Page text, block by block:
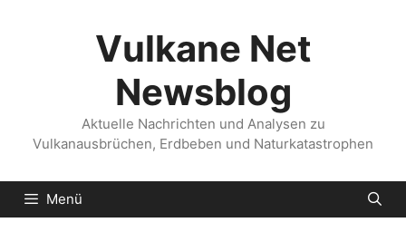
Vulkane Net
Newsblog
Aktuelle Nachrichten und Analysen zu
Vulkanausbrüchen, Erdbeben und Naturkatastrophen
Menü